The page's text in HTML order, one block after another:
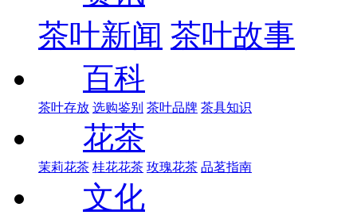
茶叶新闻 茶叶故事
百科
茶叶存放 选购鉴别 茶叶品牌 茶具知识
花茶
茉莉花茶 桂花花茶 玫瑰花茶 品茗指南
文化